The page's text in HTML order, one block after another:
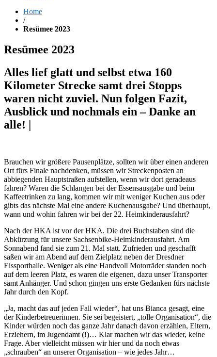
Home
/
Resümee 2023
Resümee 2023
Alles lief glatt und selbst etwa 160
Kilometer Strecke samt drei Stopps
waren nicht zuviel. Nun folgen Fazit,
Ausblick und nochmals ein – Danke an
alle! |
Brauchen wir größere Pausenplätze, sollten wir über einen anderen
Ort fürs Finale nachdenken, müssen wir Streckenposten an
abbiegenden Hauptstraßen aufstellen, wenn wir dort geradeaus
fahren? Waren die Schlangen bei der Essensausgabe und beim
Kaffeetrinken zu lang, kommen wir mit weniger Kuchen aus oder
gibts das nächste Mal eine andere Kuchenausgabe? Und überhaupt,
wann und wohin fahren wir bei der 22. Heimkinderausfahrt?
Nach der HKA ist vor der HKA. Die drei Buchstaben sind die
Abkürzung für unsere Sachsenbike-Heimkinderausfahrt. Am
Sonnabend fand sie zum 21. Mal statt. Zufrieden und geschafft
saßen wir am Abend auf dem Zielplatz neben der Dresdner
Eissporthalle. Weniger als eine Handvoll Motorräder standen noch
auf dem leeren Platz, es waren die eigenen, dazu unser Transporter
samt Anhänger. Und schon gingen uns erste Gedanken fürs nächste
Jahr durch den Kopf.
„Ja, macht das auf jeden Fall wieder“, hat uns Bianca gesagt, eine
der Kinderbetreuerinnen. Sie sei begeistert, „tolle Organisation“, die
Kinder würden noch das ganze Jahr danach davon erzählen, Eltern,
Erziehern, im Jugendamt (!)… Klar machen wir das wieder, keine
Frage. Aber vielleicht müssen wir hier und da noch etwas
„schrauben“ an unserer Organisation – wie jedes Jahr…